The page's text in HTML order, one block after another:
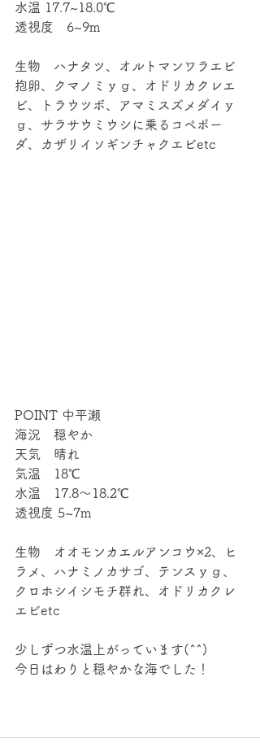
水温 17.7~18.0℃
透視度　6~9m
生物　ハナタツ、オルトマンワラエビ
抱卵、クマノミｙｇ、オドリカクレエ
ビ、トラウツボ、アマミスズメダイｙ
ｇ、サラサウミウシに乗るコペポー
ダ、カザリイソギンチャクエビetc
POINT 中平瀬
海況　穏やか
天気　晴れ
気温　18℃
水温　17.8～18.2℃
透視度 5~7m
生物　オオモンカエルアンコウ×2、ヒ
ラメ、ハナミノカサゴ、テンスｙｇ、
クロホシイシモチ群れ、オドリカクレ
エビetc
少しずつ水温上がっています(^^)
今日はわりと穏やかな海でした！